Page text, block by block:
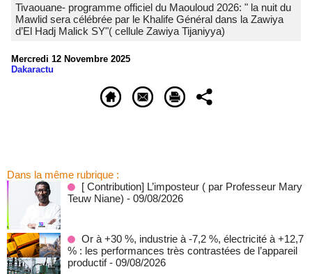
Tivaouane- programme officiel du Maouloud 2026: " la nuit du
Mawlid sera célébrée par le Khalife Général dans la Zawiya
d’El Hadj Malick SY"( cellule Zawiya Tijaniyya)
Mercredi 12 Novembre 2025
Dakaractu
Dans la même rubrique :
[ Contribution] L’imposteur ( par Professeur Mary
Teuw Niane) - 09/08/2026
Or à +30 %, industrie à -7,2 %, électricité à +12,7
% : les performances très contrastées de l’appareil
productif - 09/08/2026